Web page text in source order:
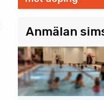
Anmälan